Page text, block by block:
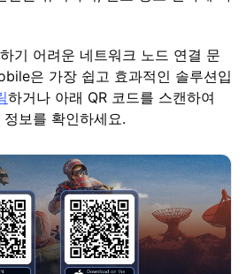
기 어려운 네트워크 노드 연결 문
은 가장 쉽고 효과적인 솔루션입
하거나 아래 QR 코드를 스캔하여
보를 확인하세요.